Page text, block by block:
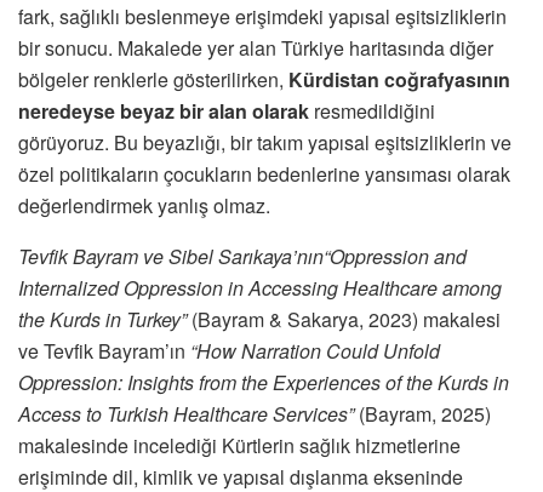
fark, sağlıklı beslenmeye erişimdeki yapısal eşitsizliklerin
bir sonucu. Makalede yer alan Türkiye haritasında diğer
bölgeler renklerle gösterilirken, Kürdistan coğrafyasının
neredeyse beyaz bir alan olarak resmedildiğini
görüyoruz. Bu beyazlığı, bir takım yapısal eşitsizliklerin ve
özel politikaların çocukların bedenlerine yansıması olarak
değerlendirmek yanlış olmaz.
Tevfik Bayram ve Sibel Sarıkaya’nın“Oppression and
Internalized Oppression in Accessing Healthcare among
the Kurds in Turkey”(Bayram & Sakarya, 2023) makalesi
ve Tevfik Bayram’ın “How Narration Could Unfold
Oppression: Insights from the Experiences of the Kurds in
Access to Turkish Healthcare Services”(Bayram, 2025)
makalesinde incelediği Kürtlerin sağlık hizmetlerine
erişiminde dil, kimlik ve yapısal dışlanma ekseninde